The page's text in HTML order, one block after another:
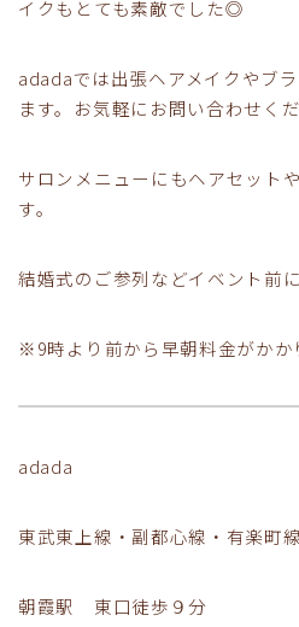
イクもとても素敵でした◎
adadaでは出張ヘアメイクやブ
ます。お気軽にお問い合わせくだ
サロンメニューにもヘアセット
す。
結婚式のご参列などイベント前
※9時より前から早朝料金がかか
adada
東武東上線・副都心線・有楽町線
朝霞駅 東口徒歩９分